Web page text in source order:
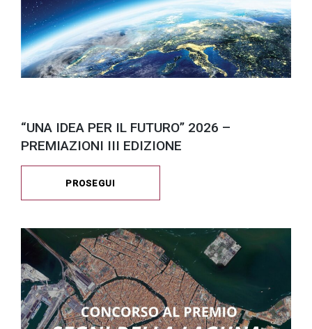
“UNA IDEA PER IL FUTURO” 2026 –
PREMIAZIONI III EDIZIONE
PROSEGUI